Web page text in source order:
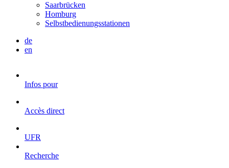
Saarbrücken
Homburg
Selbstbedienungsstationen
de
en
Infos pour
Accès direct
UFR
Recherche